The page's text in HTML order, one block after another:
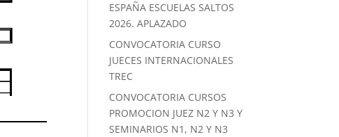
ESPAÑA ESCUELAS SALTOS
2026. APLAZADO
CONVOCATORIA CURSO
JUECES INTERNACIONALES
TREC
CONVOCATORIA CURSOS
PROMOCION JUEZ N2 Y N3 Y
SEMINARIOS N1, N2 Y N3